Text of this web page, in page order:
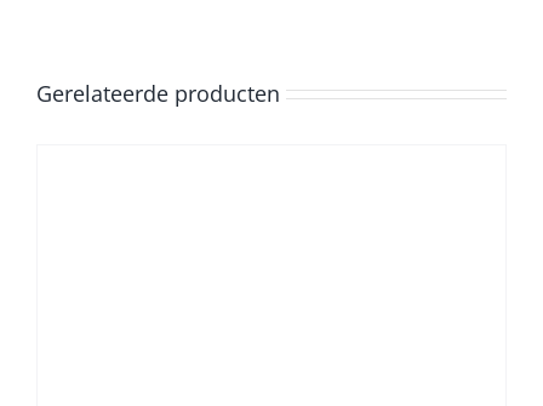
Gerelateerde producten